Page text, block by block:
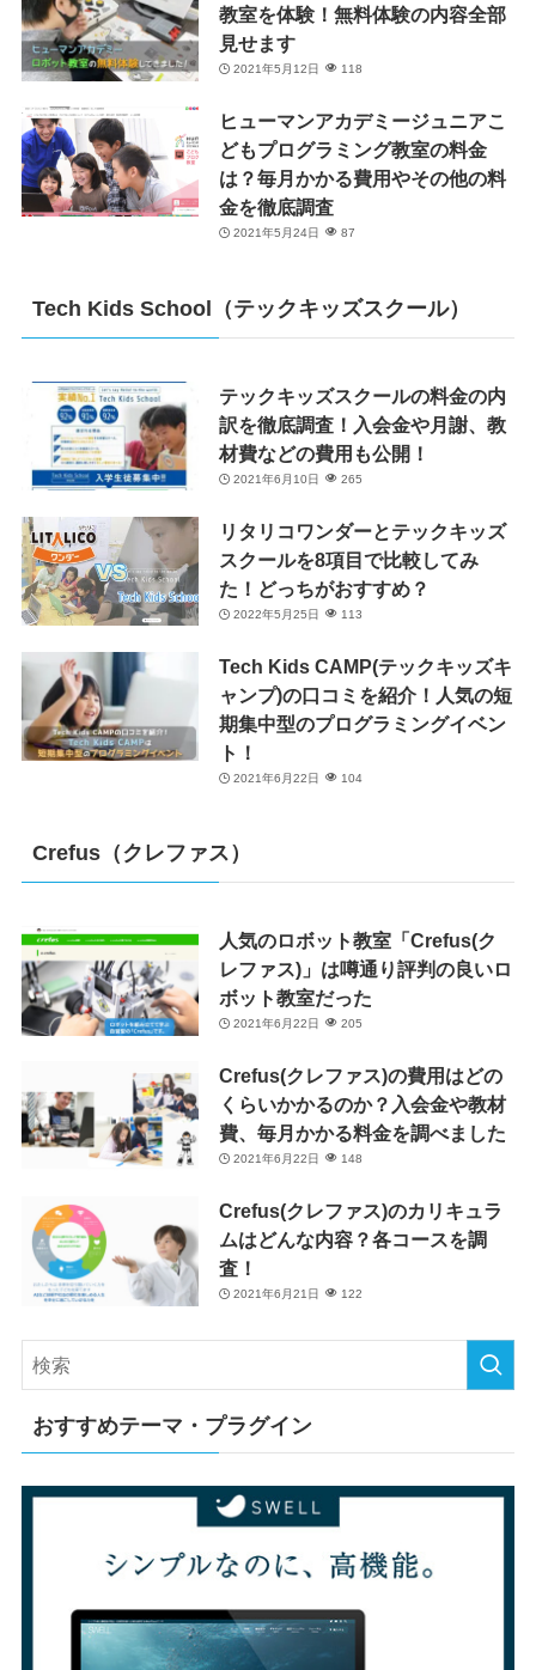
教室を体験！無料体験の内容全部
見せます
2021年5月12日 118
ヒューマンアカデミージュニアこ
どもプログラミング教室の料金
は？毎月かかる費用やその他の料
金を徹底調査
2021年5月24日 87
Tech Kids School（テックキッズスクール）
テックキッズスクールの料金の内
訳を徹底調査！入会金や月謝、教
材費などの費用も公開！
2021年6月10日 265
リタリコワンダーとテックキッズ
スクールを8項目で比較してみ
た！どっちがおすすめ？
2022年5月25日 113
Tech Kids CAMP(テックキッズキ
ャンプ)の口コミを紹介！人気の短
期集中型のプログラミングイベン
ト！
2021年6月22日 104
Crefus（クレファス）
人気のロボット教室「Crefus(ク
レファス)」は噂通り評判の良いロ
ボット教室だった
2021年6月22日 205
Crefus(クレファス)の費用はどの
くらいかかるのか？入会金や教材
費、毎月かかる料金を調べました
2021年6月22日 148
Crefus(クレファス)のカリキュラ
ムはどんな内容？各コースを調
査！
2021年6月21日 122
おすすめテーマ・プラグイン